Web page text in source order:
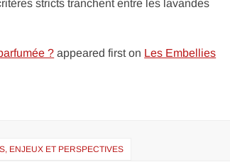
stricts tranchent entre les lavandes
? appeared first on Les Embellies
ENJEUX ET PERSPECTIVES